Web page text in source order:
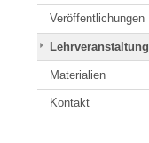
Veröffentlichungen
Materialien
Kontakt